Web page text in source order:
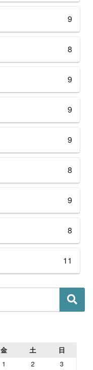
9
8
9
9
9
8
9
8
11
金 土 日
1 2 3